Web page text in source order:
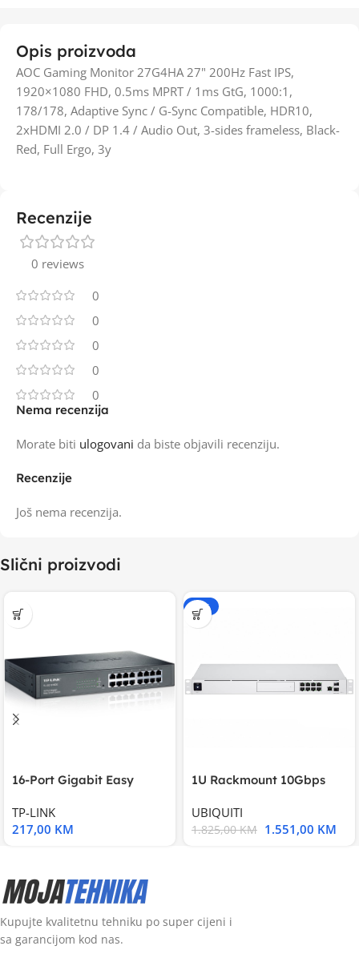
Opis proizvoda
AOC Gaming Monitor 27G4HA 27" 200Hz Fast IPS,
1920×1080 FHD, 0.5ms MPRT / 1ms GtG, 1000:1,
178/178, Adaptive Sync / G-Sync Compatible, HDR10,
2xHDMI 2.0 / DP 1.4 / Audio Out, 3-sides frameless, Black-
Red, Full Ergo, 3y
Recenzije
0 reviews
0
0
0
0
0
Recenzije
Još nema recenzija.
Nema recenzija
Morate biti ulogovani da biste objavili recenziju.
Slični proizvodi
16-Port Gigabit Easy
TP-LINK
217,00 KM
-15%
1U Rackmount 10Gbps
UBIQUITI
1.825,00KM 1.551,00 KM
Kupujte kvalitetnu tehniku po super cijeni i
sa garancijom kod nas.